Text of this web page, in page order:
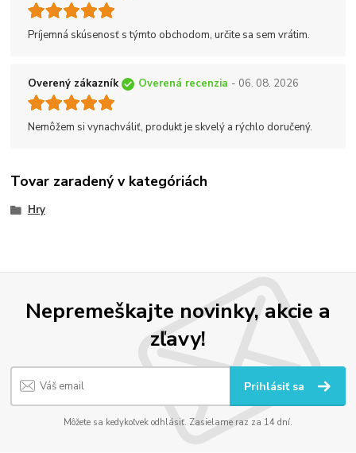
Príjemná skúsenosť s týmto obchodom, určite sa sem vrátim.
Overený zákazník Overená recenzia - 06. 08. 2026
Nemôžem si vynachváliť, produkt je skvelý a rýchlo doručený.
Tovar zaradený v kategóriách
Hry
Nepremeškajte novinky, akcie a
zľavy!
Prihlásiť sa
Môžete sa kedykoľvek odhlásiť. Zasielame raz za 14 dní.